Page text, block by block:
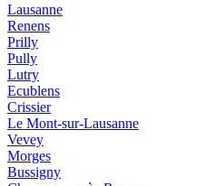
Lausanne
Renens
Prilly
Pully
Lutry
Ecublens
Crissier
Le Mont-sur-Lausanne
Vevey
Morges
Bussigny